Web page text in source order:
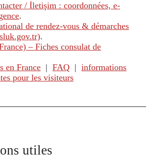
/ İletişim : coordonnées, e-
.
de rendez-vous & démarches
.
– Fiches consulat de
en France | FAQ | informations
pour les visiteurs
utiles